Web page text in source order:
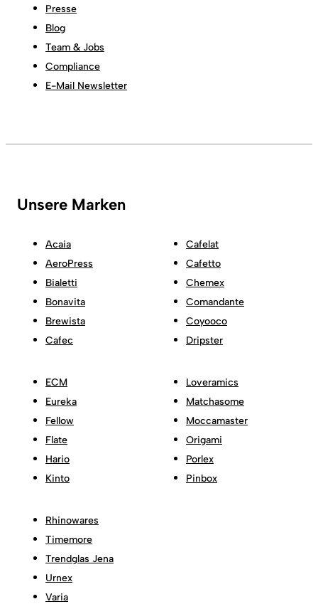
Presse
Blog
Team & Jobs
Compliance
E-Mail Newsletter
Unsere Marken
Acaia
AeroPress
Bialetti
Bonavita
Brewista
Cafec
Cafelat
Cafetto
Chemex
Comandante
Coyooco
Dripster
ECM
Eureka
Fellow
Flate
Hario
Kinto
Loveramics
Matchasome
Moccamaster
Origami
Porlex
Pinbox
Rhinowares
Timemore
Trendglas Jena
Urnex
Varia